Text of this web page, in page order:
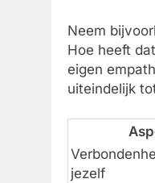
Neem
Hoe heeft
eigen
uiteindelijk
jezelf